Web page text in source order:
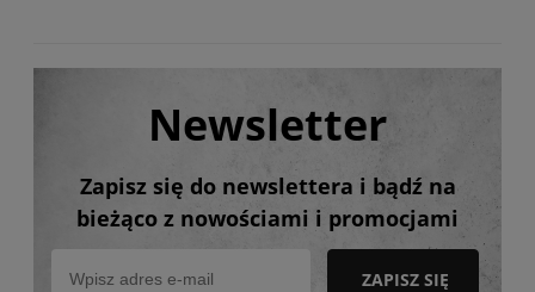
Newsletter
Zapisz się do newslettera i bądź na
bieżąco z nowościami i promocjami
ZAPISZ SIĘ